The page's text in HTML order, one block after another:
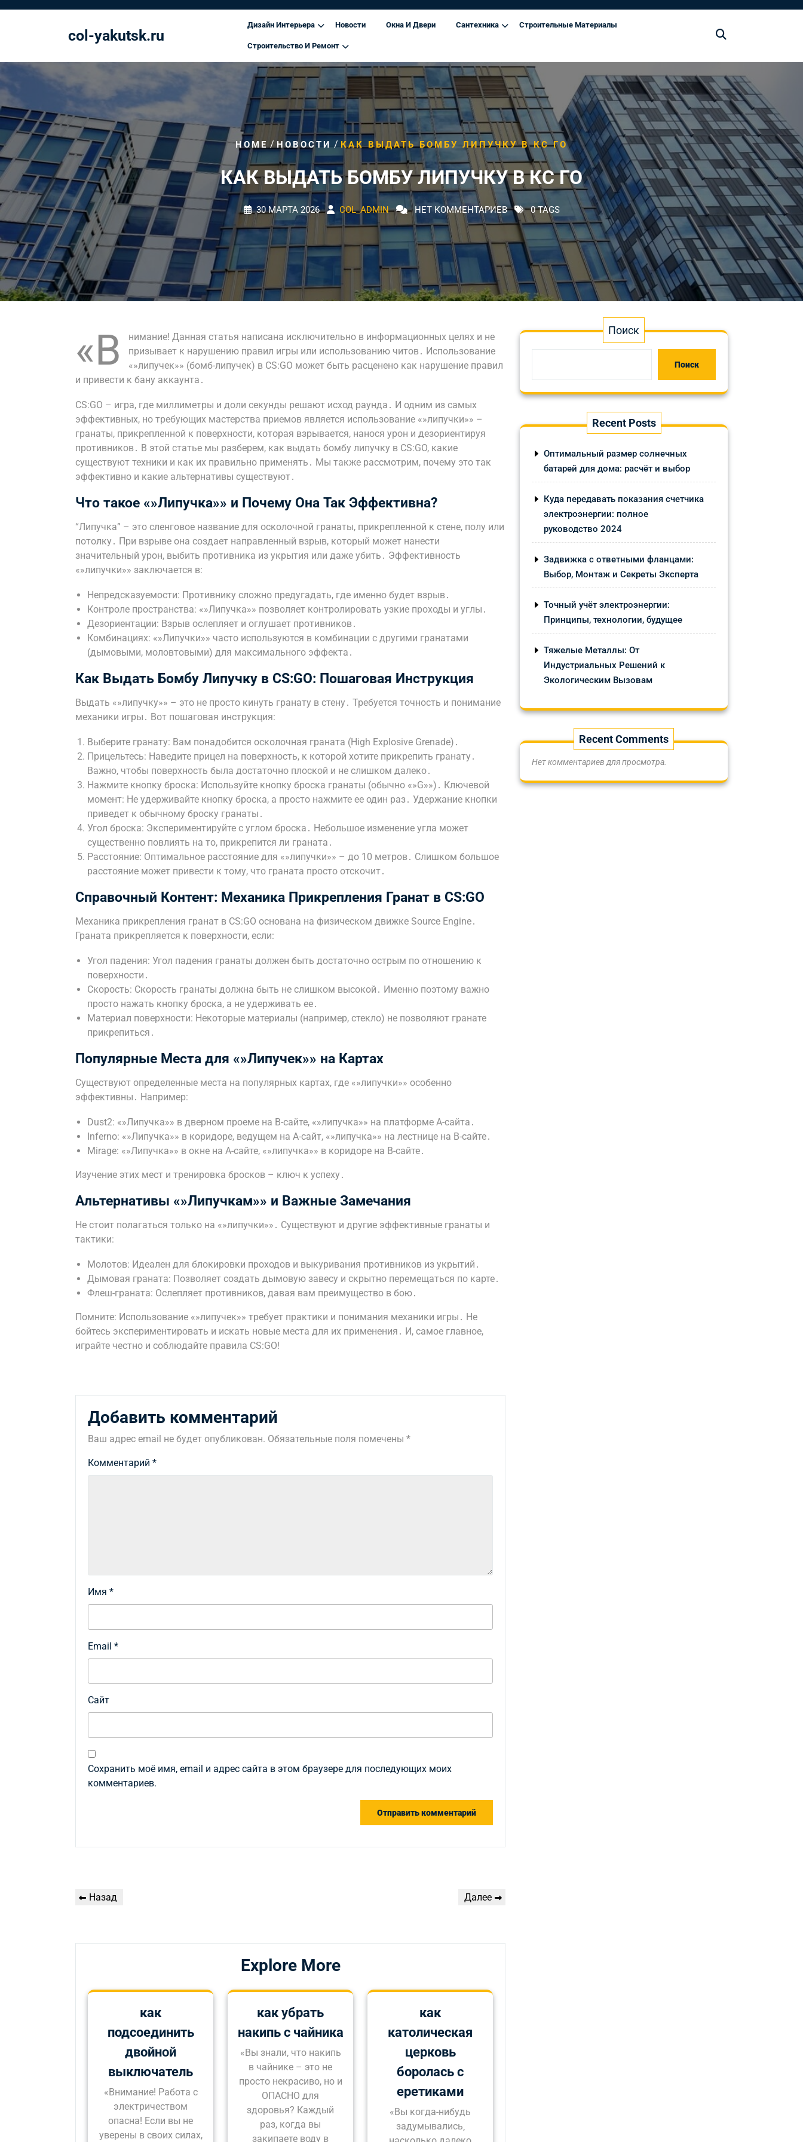
col-yakutsk.ru
Дизайн Интерьера Новости Окна И Двери Сантехника Строительные Материалы
Строительство И Ремонт
HOME / НОВОСТИ / КАК ВЫДАТЬ БОМБУ ЛИПУЧКУ В КС ГО
КАК ВЫДАТЬ БОМБУ ЛИПУЧКУ В КС ГО
30 МАРТА 2026 COL_ADMIN НЕТ КОММЕНТАРИЕВ 0 TAGS
«В
нимание! Данная статья написана исключительно в информационных целях и не
призывает к нарушению правил игры или использованию читов․ Использование
«»липучек»» (бомб-липучек) в CS:GO может быть расценено как нарушение правил
и привести к бану аккаунта․
CS:GO – игра, где миллиметры и доли секунды решают исход раунда․ И одним из самых
эффективных, но требующих мастерства приемов является использование «»липучки»» –
гранаты, прикрепленной к поверхности, которая взрывается, нанося урон и дезориентируя
противников․ В этой статье мы разберем, как выдать бомбу липучку в CS:GO, какие
существуют техники и как их правильно применять․ Мы также рассмотрим, почему это так
эффективно и какие альтернативы существуют․
Что такое «»Липучка»» и Почему Она Так Эффективна?
“Липучка” – это сленговое название для осколочной гранаты, прикрепленной к стене, полу или
потолку․ При взрыве она создает направленный взрыв, который может нанести
значительный урон, выбить противника из укрытия или даже убить․ Эффективность
«»липучки»» заключается в:
Непредсказуемости: Противнику сложно предугадать, где именно будет взрыв․
Контроле пространства: «»Липучка»» позволяет контролировать узкие проходы и углы․
Дезориентации: Взрыв ослепляет и оглушает противников․
Комбинациях: «»Липучки»» часто используются в комбинации с другими гранатами
(дымовыми, моловтовыми) для максимального эффекта․
Как Выдать Бомбу Липучку в CS:GO: Пошаговая Инструкция
Выдать «»липучку»» – это не просто кинуть гранату в стену․ Требуется точность и понимание
механики игры․ Вот пошаговая инструкция:
Выберите гранату: Вам понадобится осколочная граната (High Explosive Grenade)․
Прицельтесь: Наведите прицел на поверхность, к которой хотите прикрепить гранату․
Важно, чтобы поверхность была достаточно плоской и не слишком далеко․
Нажмите кнопку броска: Используйте кнопку броска гранаты (обычно «»G»»)․ Ключевой
момент: Не удерживайте кнопку броска, а просто нажмите ее один раз․ Удержание кнопки
приведет к обычному броску гранаты․
Угол броска: Экспериментируйте с углом броска․ Небольшое изменение угла может
существенно повлиять на то, прикрепится ли граната․
Расстояние: Оптимальное расстояние для «»липучки»» – до 10 метров․ Слишком большое
расстояние может привести к тому, что граната просто отскочит․
Справочный Контент: Механика Прикрепления Гранат в CS:GO
Механика прикрепления гранат в CS:GO основана на физическом движке Source Engine․
Граната прикрепляется к поверхности, если:
Угол падения: Угол падения гранаты должен быть достаточно острым по отношению к
поверхности․
Скорость: Скорость гранаты должна быть не слишком высокой․ Именно поэтому важно
просто нажать кнопку броска, а не удерживать ее․
Материал поверхности: Некоторые материалы (например, стекло) не позволяют гранате
прикрепиться․
Популярные Места для «»Липучек»» на Картах
Существуют определенные места на популярных картах, где «»липучки»» особенно
эффективны․ Например:
Dust2: «»Липучка»» в дверном проеме на B-сайте, «»липучка»» на платформе A-сайта․
Inferno: «»Липучка»» в коридоре, ведущем на A-сайт, «»липучка»» на лестнице на B-сайте․
Mirage: «»Липучка»» в окне на A-сайте, «»липучка»» в коридоре на B-сайте․
Изучение этих мест и тренировка бросков – ключ к успеху․
Альтернативы «»Липучкам»» и Важные Замечания
Не стоит полагаться только на «»липучки»»․ Существуют и другие эффективные гранаты и
тактики:
Молотов: Идеален для блокировки проходов и выкуривания противников из укрытий․
Дымовая граната: Позволяет создать дымовую завесу и скрытно перемещаться по карте․
Флеш-граната: Ослепляет противников, давая вам преимущество в бою․
Помните: Использование «»липучек»» требует практики и понимания механики игры․ Не
бойтесь экспериментировать и искать новые места для их применения․ И, самое главное,
играйте честно и соблюдайте правила CS:GO!
Добавить комментарий
Ваш адрес email не будет опубликован. Обязательные поля помечены *
Комментарий *
Имя *
Email *
Сайт
Сохранить моё имя, email и адрес сайта в этом браузере для последующих моих
комментариев.
Навигация
Предыдущая
Назад
Следующая
Далее
Explore More
как
подсоединить
двойной
выключатель
«Внимание! Работа с
электричеством
опасна! Если вы не
уверены в своих силах,
как убрать
накипь с чайника
«Вы знали, что накипь
в чайнике – это не
просто некрасиво, но и
ОПАСНО для
здоровья? Каждый
раз, когда вы
закипаете воду в
как
католическая
церковь
боролась с
еретиками
«Вы когда-нибудь
задумывались‚
Поиск
Поиск
Recent Posts
Оптимальный размер солнечных
батарей для дома: расчёт и выбор
Куда передавать показания счетчика
электроэнергии: полное
руководство 2024
Задвижка с ответными фланцами:
Выбор, Монтаж и Секреты Эксперта
Точный учёт электроэнергии:
Принципы, технологии, будущее
Тяжелые Металлы: От
Индустриальных Решений к
Экологическим Вызовам
Recent Comments
Нет комментариев для просмотра.